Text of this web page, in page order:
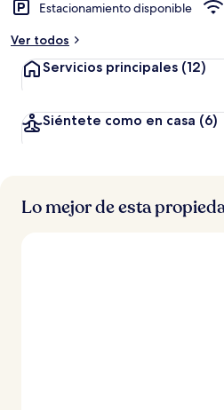
t
a
e
v
Estacionamiento disponible
Ver todos
Servicios principales (12)
Siéntete como en casa (6)
Lo mejor de esta